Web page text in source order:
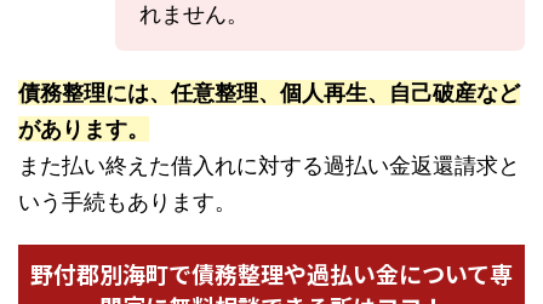
れません。
債務整理には、任意整理、個人再生、自己破産など
があります。
また払い終えた借入れに対する過払い金返還請求と
いう手続もあります。
野付郡別海町で債務整理や過払い金について専